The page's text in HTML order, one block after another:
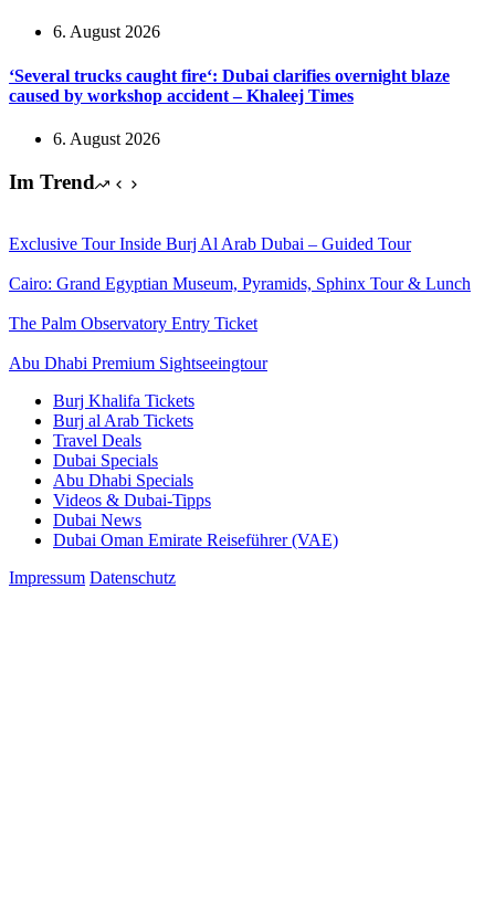
6. August 2026
‘Several trucks caught fire‘: Dubai clarifies overnight blaze
caused by workshop accident – Khaleej Times
6. August 2026
Im Trend
Exclusive Tour Inside Burj Al Arab Dubai – Guided Tour
Cairo: Grand Egyptian Museum, Pyramids, Sphinx Tour & Lunch
The Palm Observatory Entry Ticket
Abu Dhabi Premium Sightseeingtour
Burj Khalifa Tickets
Burj al Arab Tickets
Travel Deals
Dubai Specials
Abu Dhabi Specials
Videos & Dubai-Tipps
Dubai News
Dubai Oman Emirate Reiseführer (VAE)
Impressum Datenschutz